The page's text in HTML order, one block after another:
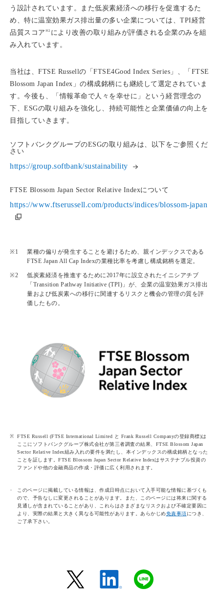
う設計されています。また低炭素経済への移行を促進するた
め、特に温室効果ガス排出量の多い企業については、TPI経営
品質スコア ※2 により改善の取り組みが評価される企業のみを組
み入れています。
当社は、FTSE Russellの「FTSE4Good Index Series」、「FTSE
Blossom Japan Index」の構成銘柄にも継続して選定されていま
す。今後も、「情報革命で人々を幸せに」という経営理念の
下、ESGの取り組みを強化し、持続可能性と企業価値の向上を
目指していきます。
ソフトバンクグループのESGの取り組みは、以下をご参照くだ
さい
https://group.softbank/sustainability
FTSE Blossom Japan Sector Relative Indexについて
https://www.ftserussell.com/products/indices/blossom-japan
業種の偏りが発生することを避けるため、親インデックスである
FTSE Japan All Cap Indexの業種比率を考慮し構成銘柄を選定。
低炭素経済を推進するために2017年に設立されたイニシアチブ
「Transition Pathway Initiative (TPI)」が、企業の温室効果ガス排出
量および低炭素への移行に関連するリスクと機会の管理の質を評
価したもの。
FTSE Russell (FTSE International Limited と Frank Russell Companyの登録商標)は
ここにソフトバンクグループ株式会社が第三者調査の結果、FTSE Blossom Japan
Sector Relative Index組み入れの要件を満たし、本インデックスの構成銘柄となった
ことを証します。FTSE Blossom Japan Sector Relative Indexはサステナブル投資の
ファンドや他の金融商品の作成・評価に広く利用されます。
このページに掲載している情報は、作成日時点において入手可能な情報に基づくも
ので、予告なしに変更されることがあります。また、このページには将来に関する
見通しが含まれていることがあり、これらはさまざまなリスクおよび不確定要因に
より、実際の結果と大きく異なる可能性があります。あらかじめ免責事項につき、
ご了承下さい。